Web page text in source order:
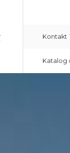
Kontakt
Katalog